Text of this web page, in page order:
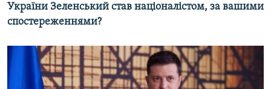
України Зеленський став націоналістом, за вашими
спостереженнями?